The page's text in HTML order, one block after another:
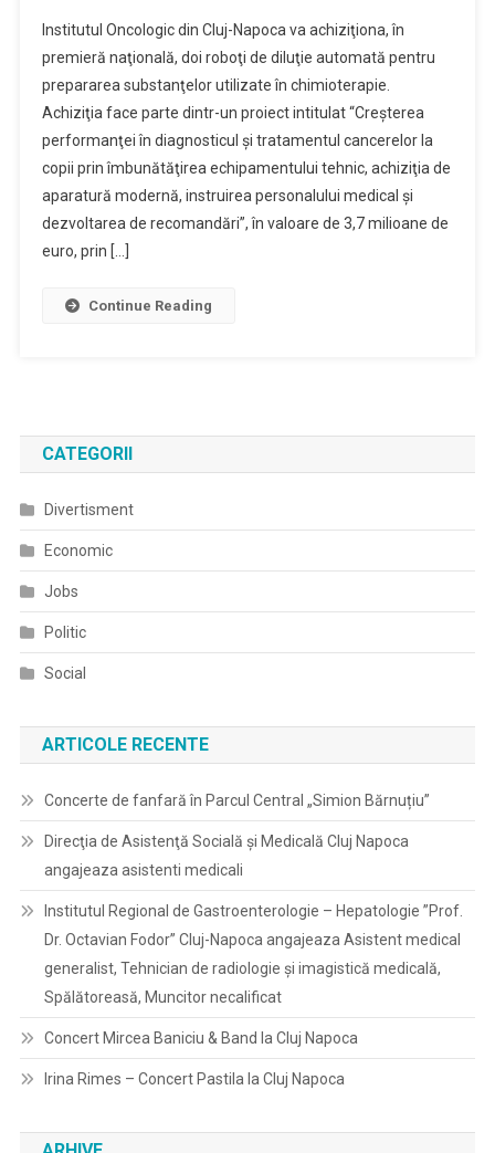
Institutul Oncologic din Cluj-Napoca va achiziţiona, în
premieră naţională, doi roboţi de diluţie automată pentru
prepararea substanţelor utilizate în chimioterapie.
Achiziţia face parte dintr-un proiect intitulat “Creşterea
performanţei în diagnosticul şi tratamentul cancerelor la
copii prin îmbunătăţirea echipamentului tehnic, achiziţia de
aparatură modernă, instruirea personalului medical şi
dezvoltarea de recomandări”, în valoare de 3,7 milioane de
euro, prin […]
Continue Reading
CATEGORII
Divertisment
Economic
Jobs
Politic
Social
ARTICOLE RECENTE
Concerte de fanfară în Parcul Central „Simion Bărnuțiu”
Direcţia de Asistenţă Socială şi Medicală Cluj Napoca
angajeaza asistenti medicali
Institutul Regional de Gastroenterologie – Hepatologie ”Prof.
Dr. Octavian Fodor” Cluj-Napoca angajeaza Asistent medical
generalist, Tehnician de radiologie și imagistică medicală,
Spălătoreasă, Muncitor necalificat
Concert Mircea Baniciu & Band la Cluj Napoca
Irina Rimes – Concert Pastila la Cluj Napoca